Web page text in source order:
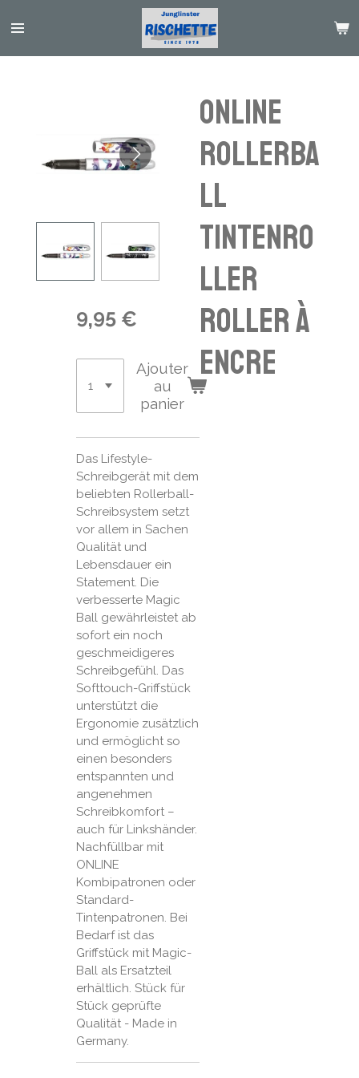
au
Online
Rollerba
ll
Tintenro
ller
Roller à
encre
9,95 €
Ajouter
au
panier
Das Lifestyle-
Schreibgerät mit dem
beliebten Rollerball-
Schreibsystem setzt
vor allem in Sachen
Qualität und
Lebensdauer ein
Statement. Die
verbesserte Magic
Ball gewährleistet ab
sofort ein noch
geschmeidigeres
Schreibgefühl. Das
Softtouch-Griffstück
unterstützt die
Ergonomie zusätzlich
und ermöglicht so
einen besonders
entspannten und
angenehmen
Schreibkomfort –
auch für Linkshänder.
Nachfüllbar mit
ONLINE
Kombipatronen oder
Standard-
Tintenpatronen. Bei
Bedarf ist das
Griffstück mit Magic-
Ball als Ersatzteil
erhältlich. Stück für
Stück geprüfte
Qualität - Made in
Germany.